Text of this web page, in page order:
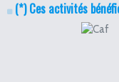
(*) Ces activités